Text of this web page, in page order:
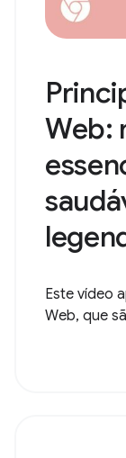
Web:
Este vídeo
Web, que